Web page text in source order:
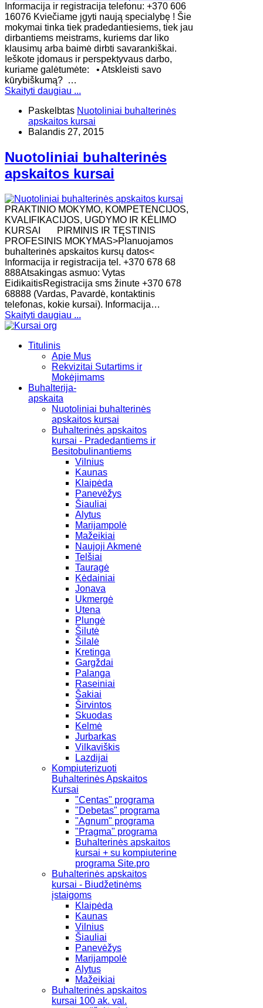
Informacija ir registracija telefonu: +370 606
16076 Kviečiame įgyti naują specialybę ! Šie
mokymai tinka tiek pradedantiesiems, tiek jau
dirbantiems meistrams, kuriems dar liko
klausimų arba baimė dirbti savarankiškai.
Ieškote įdomaus ir perspektyvaus darbo,
kuriame galėtumėte: • Atskleisti savo
kūrybiškumą? …
Skaityti daugiau ...
Paskelbtas Nuotoliniai buhalterinės
apskaitos kursai
Balandis 27, 2015
Nuotoliniai buhalterinės
apskaitos kursai
PRAKTINIO MOKYMO, KOMPETENCIJOS,
KVALIFIKACIJOS, UGDYMO IR KĖLIMO
KURSAI PIRMINIS IR TĘSTINIS
PROFESINIS MOKYMAS>Planuojamos
buhalterinės apskaitos kursų datos<
Informacija ir registracija tel. +370 678 68
888Atsakingas asmuo: Vytas
EidikaitisRegistracija sms žinute +370 678
68888 (Vardas, Pavardė, kontaktinis
telefonas, kokie kursai). Informacija…
Skaityti daugiau ...
Titulinis
Apie Mus
Rekvizitai Sutartims ir
Mokėjimams
Buhalterija-
apskaita
Nuotoliniai buhalterinės
apskaitos kursai
Buhalterinės apskaitos
kursai - Pradedantiems ir
Besitobulinantiems
Vilnius
Kaunas
Klaipėda
Panevėžys
Šiauliai
Alytus
Marijampolė
Mažeikiai
Naujoji Akmenė
Telšiai
Tauragė
Kėdainiai
Jonava
Ukmergė
Utena
Plungė
Šilutė
Šilalė
Kretinga
Gargždai
Palanga
Raseiniai
Šakiai
Širvintos
Skuodas
Kelmė
Jurbarkas
Vilkaviškis
Lazdijai
Kompiuterizuoti
Buhalterinės Apskaitos
Kursai
"Centas" programa
"Debetas" programa
"Agnum" programa
"Pragma" programa
Buhalterinės apskaitos
kursai + su kompiuterine
programa Site.pro
Buhalterinės apskaitos
kursai - Biudžetinėms
įstaigoms
Klaipėda
Kaunas
Vilnius
Šiauliai
Panevėžys
Marijampolė
Alytus
Mažeikiai
Buhalterinės apskaitos
kursai 100 ak. val.